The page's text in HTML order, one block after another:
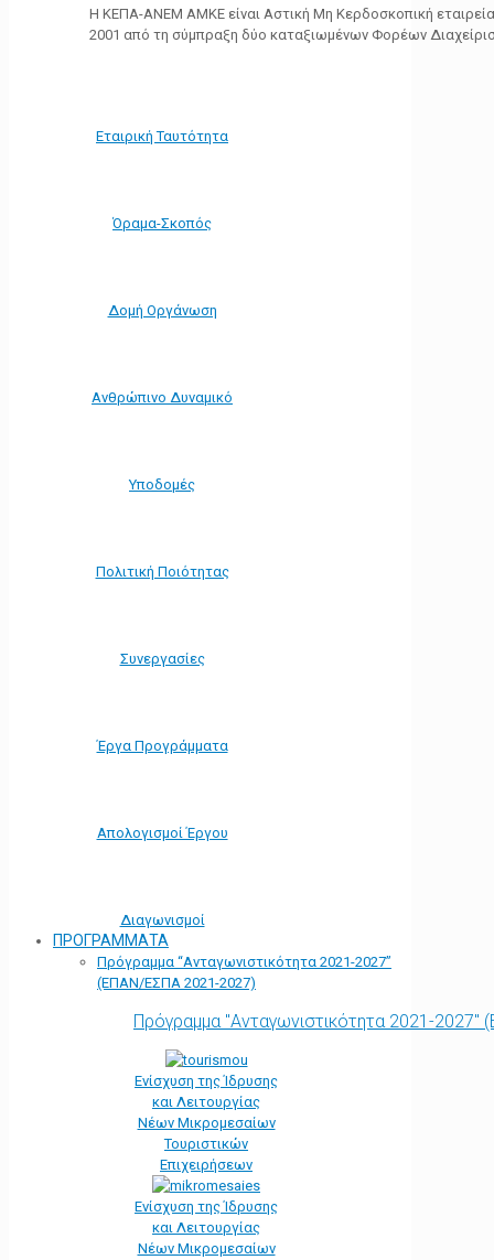
Η ΚΕΠΑ-ΑΝΕΜ ΑΜΚΕ είναι Αστική Μη Κερδοσκοπική
2001 από τη σύμπραξη δύο καταξιωμένων Φορέων
Εταιρική Ταυτότητα
Όραμα-Σκοπός
Δομή Οργάνωση
Ανθρώπινο Δυναμικό
Υποδομές
Πολιτική Ποιότητας
Συνεργασίες
Έργα Προγράμματα
Απολογισμοί Έργου
Διαγωνισμοί
ΠΡΟΓΡΑΜΜΑΤΑ
Πρόγραμμα “Ανταγωνιστικότητα 2021-2027”
(ΕΠΑΝ/ΕΣΠΑ 2021-2027)
Πρόγραμμα "Ανταγωνιστικότητα 2021-
Ενίσχυση της Ίδρυσης
και Λειτουργίας
Νέων Μικρομεσαίων
Τουριστικών
Επιχειρήσεων
Ενίσχυση της Ίδρυσης
και Λειτουργίας
Νέων Μικρομεσαίων